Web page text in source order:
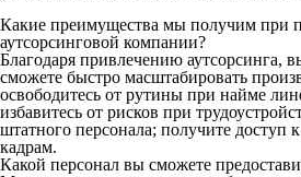
Какие преимущества мы получим при
аутсорсинговой компании?
Благодаря привлечению аутсорсинга,
сможете быстро масштабировать
освободитесь от рутины при найме
избавитесь от рисков при
штатного персонала; получите
кадрам.
Какой персонал вы сможете